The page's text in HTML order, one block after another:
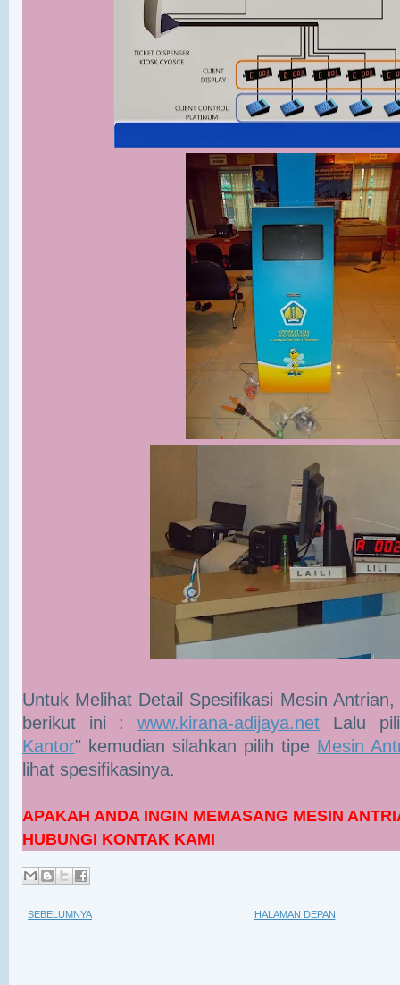
Untuk Melihat Detail Spesifikasi Mesin
berikut ini :www.kirana-adijaya.net Lalu
Kantor" kemudian silahkan pilih tipe Mesin
lihat spesifikasinya.
APAKAH ANDA INGIN MEMASANG MESIN
HUBUNGI KONTAK KAMI
SEBELUMNYA HALAMAN DEPAN